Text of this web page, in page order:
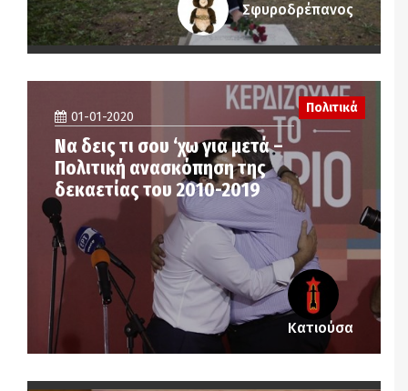
Σφυροδρέπανος
Πολιτικά
01-01-2020
Να δεις τι σου ‘χω για μετά –
Πολιτική ανασκόπηση της
δεκαετίας του 2010-2019
Κατιούσα